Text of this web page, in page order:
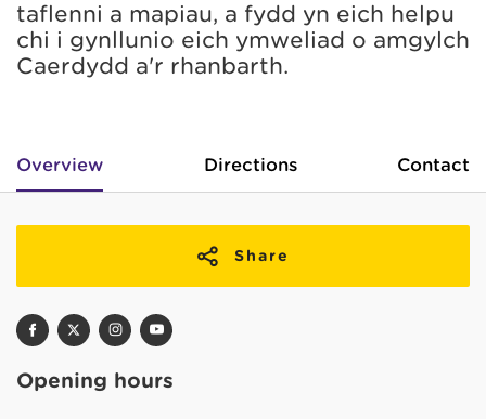
taflenni a mapiau, a fydd yn eich helpu
chi i gynllunio eich ymweliad o amgylch
Caerdydd a'r rhanbarth.
Overview Directions Contact
Share
Opening hours